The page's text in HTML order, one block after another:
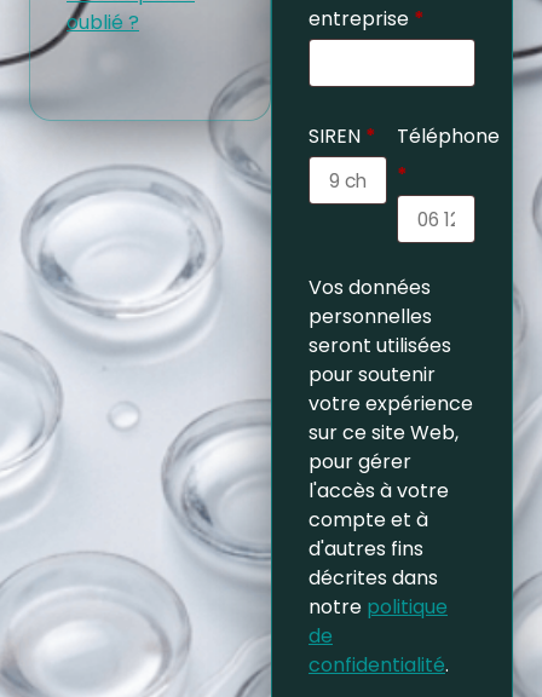
oublié ?
entreprise *
SIREN *
Téléphone
*
Vos données
personnelles
seront utilisées
pour soutenir
votre expérience
sur ce site Web,
pour gérer
l'accès à votre
compte et à
d'autres fins
décrites dans
notre politique
de
confidentialité.